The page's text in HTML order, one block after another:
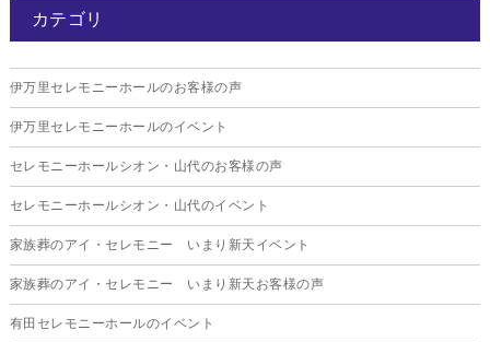
カテゴリ
伊万里セレモニーホールのお客様の声
伊万里セレモニーホールのイベント
セレモニーホールシオン・山代のお客様の声
セレモニーホールシオン・山代のイベント
家族葬のアイ・セレモニー いまり新天イベント
家族葬のアイ・セレモニー いまり新天お客様の声
有田セレモニーホールのイベント